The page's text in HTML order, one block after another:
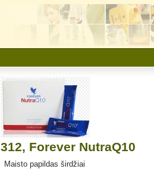
312, Forever NutraQ10
Maisto papildas širdžiai